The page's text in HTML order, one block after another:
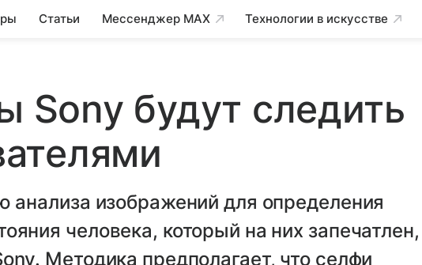
Статьи Мессенджер MAX Технологии в искусстве
Sony будут следить
анализа изображений для определения
человека, который на них запечатлен,
Методика предполагает, что селфи